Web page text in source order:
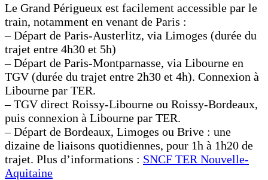
Le Grand Périgueux est facilement accessible par le
train, notamment en venant de Paris :
– Départ de Paris-Austerlitz, via Limoges (durée du
trajet entre 4h30 et 5h)
– Départ de Paris-Montparnasse, via Libourne en
TGV (durée du trajet entre 2h30 et 4h). Connexion à
Libourne par TER.
– TGV direct Roissy-Libourne ou Roissy-Bordeaux,
puis connexion à Libourne par TER.
– Départ de Bordeaux, Limoges ou Brive : une
dizaine de liaisons quotidiennes, pour 1h à 1h20 de
trajet. Plus d’informations : SNCF TER Nouvelle-
Aquitaine